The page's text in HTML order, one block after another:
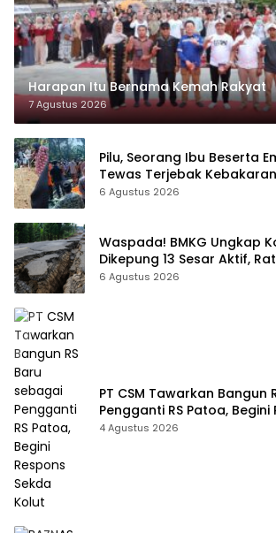
Harapan Itu Bernama Kemah Rakyat
7 Agustus 2026
Pilu, Seorang Ibu Beserta
Tewas Terjebak
6 Agustus 2026
Waspada! BMKG Ungkap
Dikepung 13 Sesar Aktif,
Sudah Terekam
6 Agustus 2026
PT CSM Tawarkan Bangun
Pengganti RS Patoa, Begini
Kolut
4 Agustus 2026